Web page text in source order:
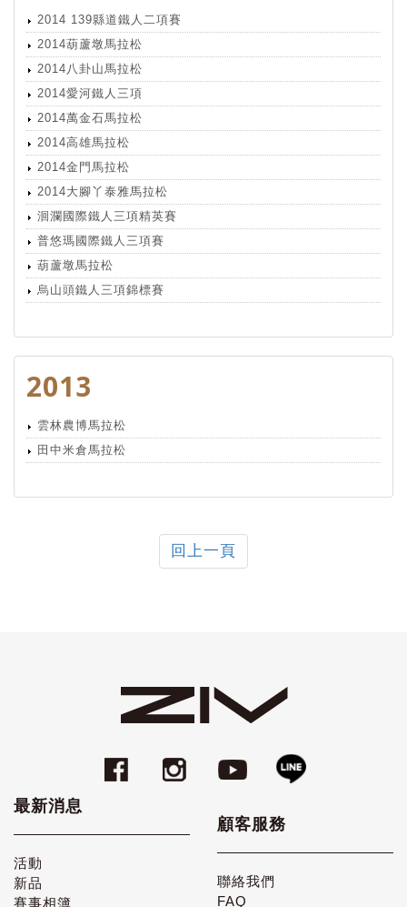
2014 139縣道鐵人二項賽
2014葫蘆墩馬拉松
2014八卦山馬拉松
2014愛河鐵人三項
2014萬金石馬拉松
2014高雄馬拉松
2014金門馬拉松
2014大腳丫泰雅馬拉松
洄瀾國際鐵人三項精英賽
普悠瑪國際鐵人三項賽
葫蘆墩馬拉松
烏山頭鐵人三項錦標賽
2013
雲林農博馬拉松
田中米倉馬拉松
回上一頁
最新消息
活動
新品
賽事相簿
顧客服務
聯絡我們
FAQ